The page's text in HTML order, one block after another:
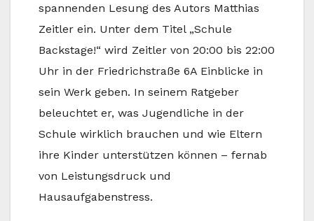
spannenden Lesung des Autors Matthias
Zeitler ein. Unter dem Titel „Schule
Backstage!“ wird Zeitler von 20:00 bis 22:00
Uhr in der Friedrichstraße 6A Einblicke in
sein Werk geben. In seinem Ratgeber
beleuchtet er, was Jugendliche in der
Schule wirklich brauchen und wie Eltern
ihre Kinder unterstützen können – fernab
von Leistungsdruck und
Hausaufgabenstress.